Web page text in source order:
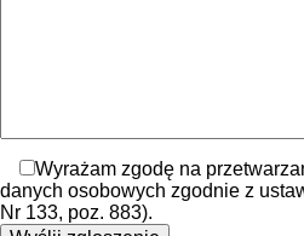
Wyrażam zgodę na
danych osobowych zgodnie z
Nr 133, poz. 883).